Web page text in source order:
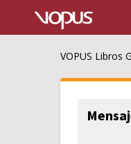
VOPUS Libros